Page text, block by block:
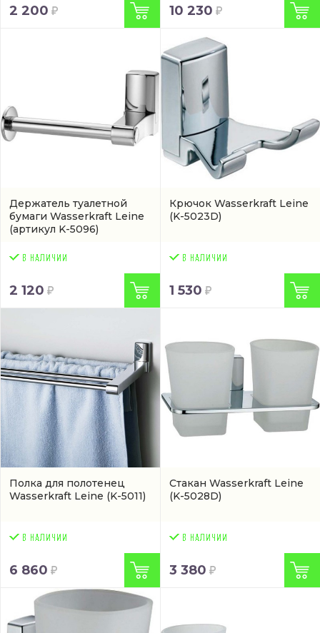
2 200 10 230
Держатель туалетной
бумаги Wasserkraft Leine
(артикул K-5096)
2 120
Крючок Wasserkraft Leine
(K-5023D)
1 530
Полка для полотенец
Wasserkraft Leine (K-5011)
6 860
Стакан Wasserkraft Leine
(K-5028D)
3 380